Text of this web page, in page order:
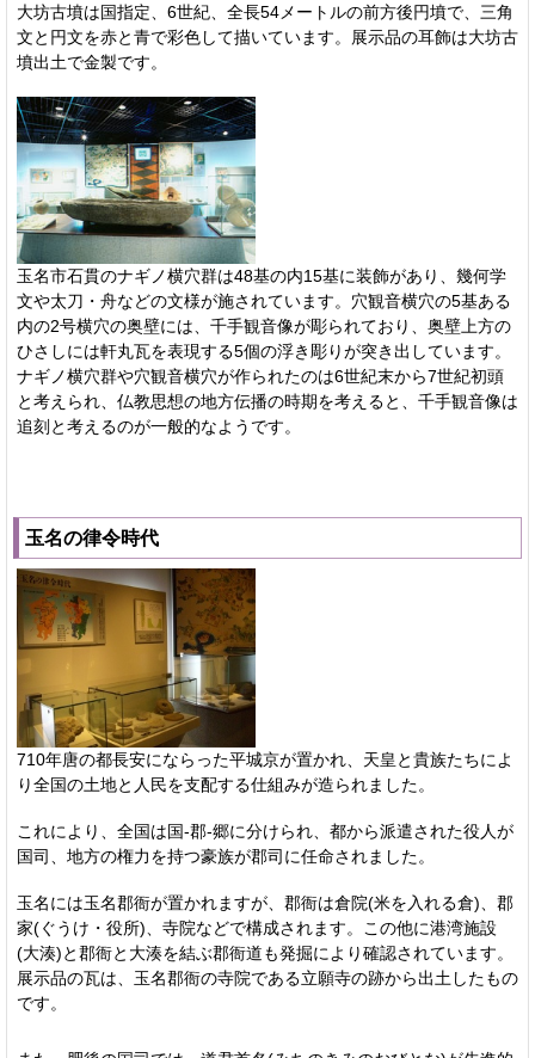
大坊古墳は国指定、6世紀、全長54メートルの前方後円墳で、三角
文と円文を赤と青で彩色して描いています。展示品の耳飾は大坊古
墳出土で金製です。
玉名市石貫のナギノ横穴群は48基の内15基に装飾があり、幾何学
文や太刀・舟などの文様が施されています。穴観音横穴の5基ある
内の2号横穴の奥壁には、千手観音像が彫られており、奥壁上方の
ひさしには軒丸瓦を表現する5個の浮き彫りが突き出しています。
ナギノ横穴群や穴観音横穴が作られたのは6世紀末から7世紀初頭
と考えられ、仏教思想の地方伝播の時期を考えると、千手観音像は
追刻と考えるのが一般的なようです。
玉名の律令時代
710年唐の都長安にならった平城京が置かれ、天皇と貴族たちによ
り全国の土地と人民を支配する仕組みが造られました。
これにより、全国は国‐郡‐郷に分けられ、都から派遣された役人が
国司、地方の権力を持つ豪族が郡司に任命されました。
玉名には玉名郡衙が置かれますが、郡衙は倉院(米を入れる倉)、郡
家(ぐうけ・役所)、寺院などで構成されます。この他に港湾施設
(大湊)と郡衙と大湊を結ぶ郡衙道も発掘により確認されています。
展示品の瓦は、玉名郡衙の寺院である立願寺の跡から出土したもの
です。